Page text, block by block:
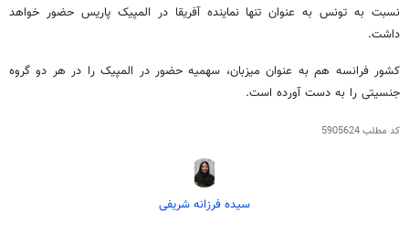
نسبت به تونس به عنوان تنها نماینده آفریقا در المپیک پاریس حضور خواهد
داشت.
کشور فرانسه هم به عنوان میزبان، سهمیه حضور در المپیک را در هر دو گروه
جنسیتی را به دست آورده است.
کد مطلب5905624
سیده فرزانه شریفی